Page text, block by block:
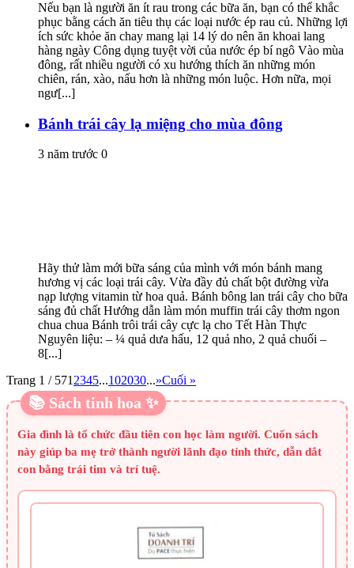
Nếu bạn là người ăn ít rau trong các bữa ăn, bạn có thể khắc
phục bằng cách ăn tiêu thụ các loại nước ép rau củ. Những lợi
ích sức khỏe ăn chay mang lại 14 lý do nên ăn khoai lang
hàng ngày Công dụng tuyệt vời của nước ép bí ngô Vào mùa
đông, rất nhiều người có xu hướng thích ăn những món
chiên, rán, xào, nấu hơn là những món luộc. Hơn nữa, mọi
ngư[...]
Bánh trái cây lạ miệng cho mùa đông
3 năm trước 0
Hãy thử làm mới bữa sáng của mình với món bánh mang
hương vị các loại trái cây. Vừa đầy đủ chất bột đường vừa
nạp lượng vitamin từ hoa quả. Bánh bông lan trái cây cho bữa
sáng đủ chất Hướng dẫn làm món muffin trái cây thơm ngon
chua chua Bánh trôi trái cây cực lạ cho Tết Hàn Thực
Nguyên liệu: – ¼ quả dưa hấu, 12 quả nho, 2 quả chuối –
8[...]
Trang 1 / 5712345...102030...»Cuối »
📚 Sách tinh hoa ✨
Gia đình là tổ chức đầu tiên con học làm người. Cuốn sách
này giúp ba mẹ trở thành người lãnh đạo tỉnh thức, dẫn dắt
con bằng trái tim và trí tuệ.